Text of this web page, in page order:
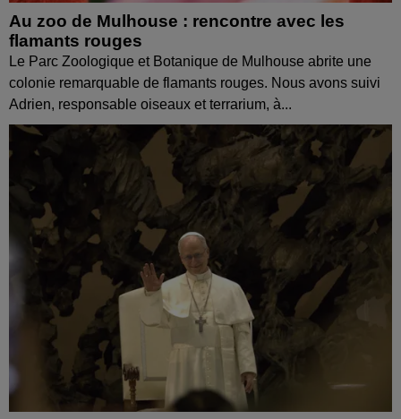
Au zoo de Mulhouse : rencontre avec les
flamants rouges
Le Parc Zoologique et Botanique de Mulhouse abrite une
colonie remarquable de flamants rouges. Nous avons suivi
Adrien, responsable oiseaux et terrarium, à...